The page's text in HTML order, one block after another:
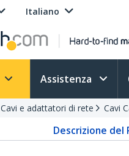
Italiano
Assistenza
Cavi e adattatori di rete Cavi
Descrizione del